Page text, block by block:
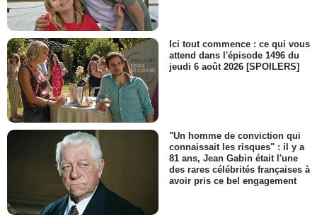
Ici tout commence : ce qui vous
attend dans l'épisode 1496 du
jeudi 6 août 2026 [SPOILERS]
"Un homme de conviction qui
connaissait les risques" : il y a
81 ans, Jean Gabin était l'une
des rares célébrités françaises à
avoir pris ce bel engagement